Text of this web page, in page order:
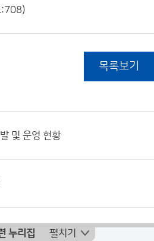
:708)
목록보기
및 운영 현황
누리집 펼치기